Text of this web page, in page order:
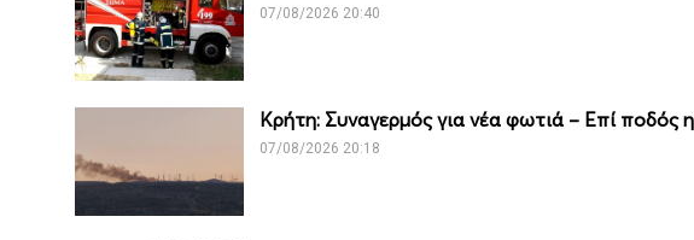
07/08/2026 20:40
Κρήτη: Συναγερμός για νέα φωτιά – Επί ποδός
07/08/2026 20:18